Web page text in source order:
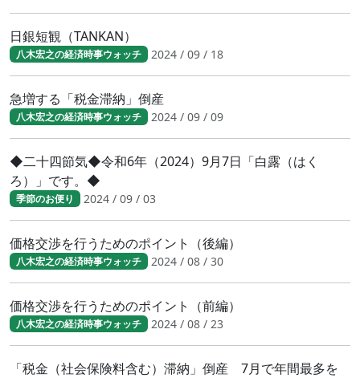
日銀短観（TANKAN）
八木宏之の経済時事ウォッチ 2024 / 09 / 18
急増する「税金滞納」倒産
八木宏之の経済時事ウォッチ 2024 / 09 / 09
◆二十四節気◆令和6年（2024）9月7日「白露（はく
ろ）」です。◆
季節のお便り 2024 / 09 / 03
価格交渉を行うためのポイント（後編）
八木宏之の経済時事ウォッチ 2024 / 08 / 30
価格交渉を行うためのポイント（前編）
八木宏之の経済時事ウォッチ 2024 / 08 / 23
「税金（社会保険料含む）滞納」倒産 7月で年間最多を